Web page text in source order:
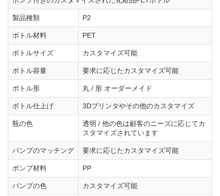
製品種類 P2
ボトル材料 PET
ボトルサイズ カスタマイズ可能
ボトル容量 要求に応じたカスタマイズ可能
ボトル形 丸 / 形 オーダーメイド
ボトル仕上げ 3Dプリンタやその他のカスタマイズ
瓶の色
透明 / 他の色は顧客のニーズに応じてカ
スタマイズされています
パンプのマッチング 要求に応じたカスタマイズ可能
ポンプ材料 PP
パンプの色 カスタマイズ可能